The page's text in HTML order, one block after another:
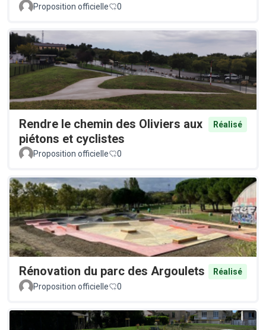
Proposition officielle 0
Rendre le chemin des Oliviers aux
piétons et cyclistes
Réalisé
Proposition officielle 0
Rénovation du parc des Argoulets
Réalisé
Proposition officielle
0